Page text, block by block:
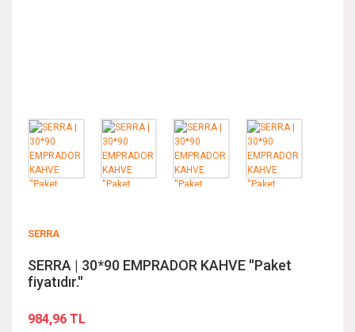
SERRA
SERRA | 30*90 EMPRADOR KAHVE ''Paket
fiyatıdır.''
984,96 TL